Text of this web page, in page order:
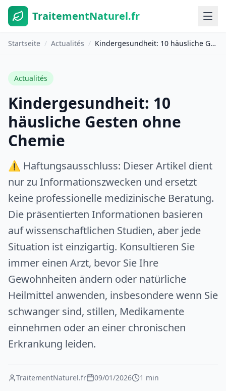
TraitementNaturel.fr
Startseite / Actualités / Kindergesundheit: 10 häusliche Gesten ohne Chemie
Actualités
Kindergesundheit: 10
häusliche Gesten ohne
Chemie
⚠️ Haftungsausschluss: Dieser Artikel dient
nur zu Informationszwecken und ersetzt
keine professionelle medizinische Beratung.
Die präsentierten Informationen basieren
auf wissenschaftlichen Studien, aber jede
Situation ist einzigartig. Konsultieren Sie
immer einen Arzt, bevor Sie Ihre
Gewohnheiten ändern oder natürliche
Heilmittel anwenden, insbesondere wenn Sie
schwanger sind, stillen, Medikamente
einnehmen oder an einer chronischen
Erkrankung leiden.
TraitementNaturel.fr 09/01/2026 1 min